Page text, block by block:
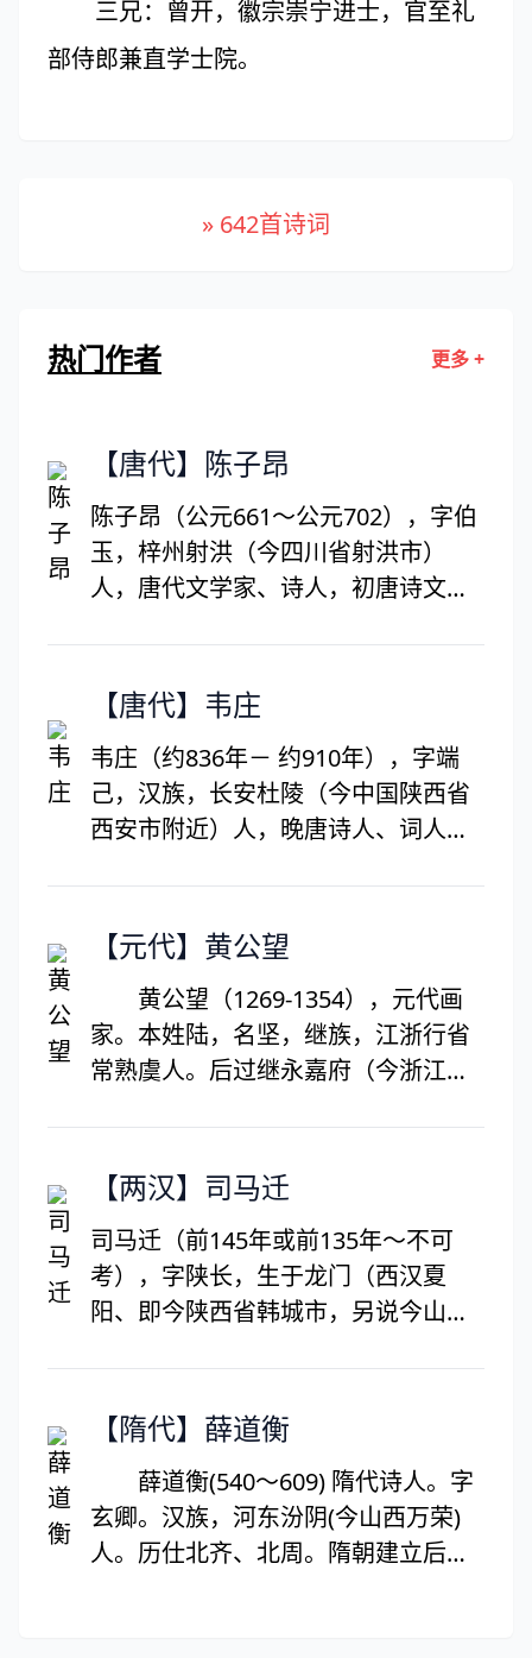
三兄：曾开，徽宗崇宁进士，官至礼
部侍郎兼直学士院。
» 642首诗词
热门作者 更多 +
【唐代】陈子昂
陈子昂（公元661～公元702），字伯
玉，梓州射洪（今四川省射洪市）
人，唐代文学家、诗人，初唐诗文革
诗风骨峥嵘，寓意深远，苍劲有力。
首，《蓟丘览古》7首和《登幽州台
歌》、《登泽州城北楼宴》等。陈子
昂与司马承祯、卢藏用、宋之问、王
【唐代】韦庄
韦庄（约836年－ 约910年），字端
己，汉族，长安杜陵（今中国陕西省
西安市附近）人，晚唐诗人、词人，
工诗，与温庭筠同为“花间派”代表作
吟》反映战乱中妇女的不幸遭遇，在
当时颇负盛名，与《孔雀东南飞》
《木兰诗》并称“乐府三绝”。有《浣
六首。
【元代】黄公望
黄公望（1269-1354），元代画
家。本姓陆，名坚，继族，江浙行省
常熟虞人。后过继永嘉府（今浙江温
姓黄，名公望，字子久，号一峰、大
然，兼修李成法，得赵孟頫指授。所
作水墨画笔力老到，简淡深厚。又于
水墨之上略施淡赭，世称“浅绛山
家”。擅书能诗，撰有《写山水诀》，
为山水画创作经验之谈。存世作品有
《富春山居图》、《九峰雪霁图》、
《丹崖玉树图》《天池石壁图》等。
【两汉】司马迁
司马迁（前145年或前135年～不可
考），字陕长，生于龙门（西汉夏
阳、即今陕西省韩城市，另说今山西
后世尊称为史迁、太史公、历史之
变，成一家之言”的史识创作了中国第
一部纪传体通史《史记》（原名《太
史公书》）。被公认为是中国史书的
【隋代】薛道衡
薛道衡(540～609) 隋代诗人。字
玄卿。汉族，河东汾阴(今山西万荣)
人。历仕北齐、北周。隋朝建立后，